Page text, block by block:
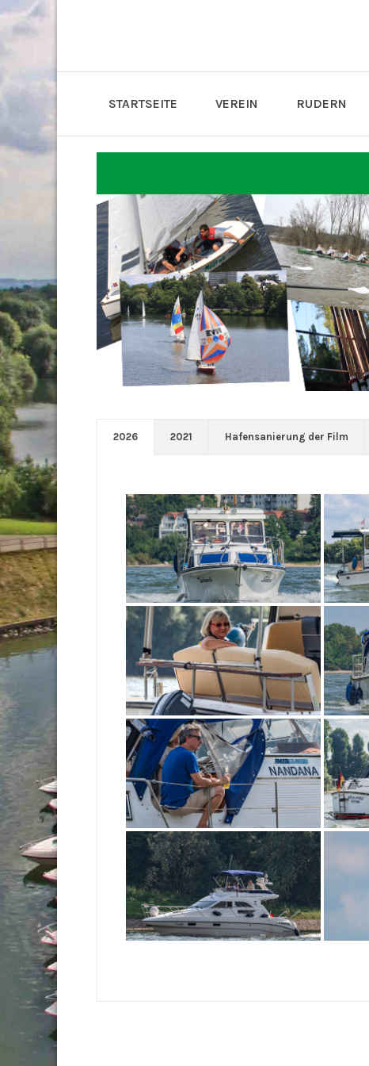
STARTSEITE VEREIN RUDERN
2026 2021 Hafensanierung der Film